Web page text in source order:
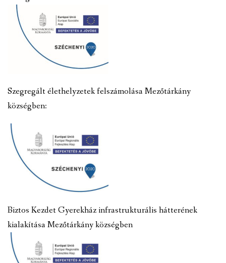
Szegregált élethelyzetek felszámolása Mezőtárkány
községben:
Biztos Kezdet Gyerekház infrastrukturális hátterének
kialakítása Mezőtárkány községben